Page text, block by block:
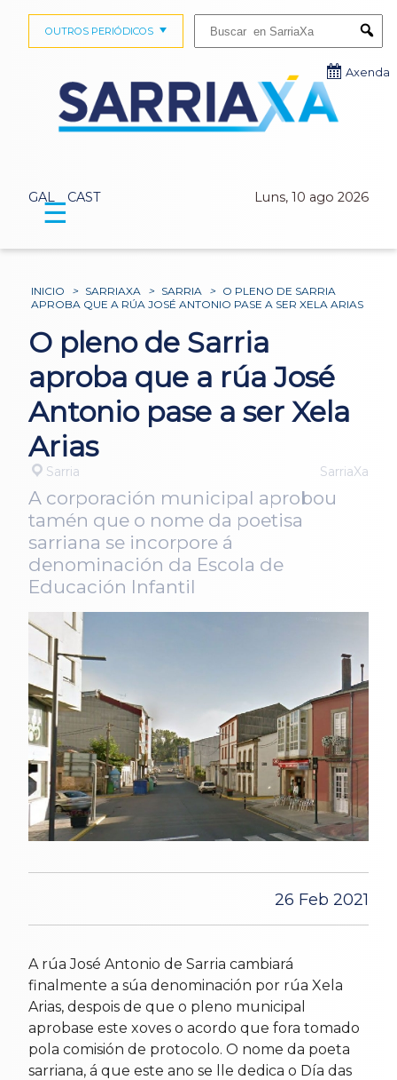
GAL CAST Luns, 10 ago 2026
OUTROS PERIÓDICOS
Axenda
☰
INICIO > SARRIAXA > SARRIA > O PLENO DE SARRIA
APROBA QUE A RÚA JOSÉ ANTONIO PASE A SER XELA ARIAS
O pleno de Sarria
aproba que a rúa José
Antonio pase a ser Xela
Arias
Sarria SarriaXa
A corporación municipal aprobou
tamén que o nome da poetisa
sarriana se incorpore á
denominación da Escola de
Educación Infantil
26 Feb 2021
A rúa José Antonio de Sarria cambiará
finalmente a súa denominación por rúa Xela
Arias, despois de que o pleno municipal
aprobase este xoves o acordo que fora tomado
pola comisión de protocolo. O nome da poeta
sarriana, á que este ano se lle dedica o Día das